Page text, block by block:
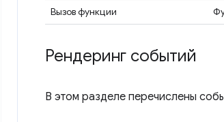
Вызов функции
Рендеринг событий
В этом разделе перечислены